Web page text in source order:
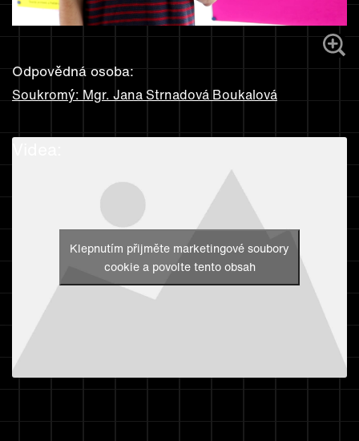
Odpovědná osoba:
Soukromý: Mgr. Jana Strnadová Boukalová
Klepnutím přijměte marketingové soubory
cookie a povolte tento obsah